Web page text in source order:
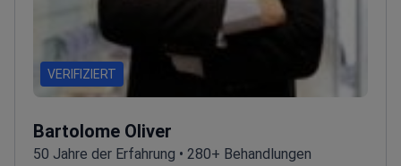
VERIFIZIERT
Bartolome Oliver
50 Jahre der Erfahrung • 280+ Behandlungen